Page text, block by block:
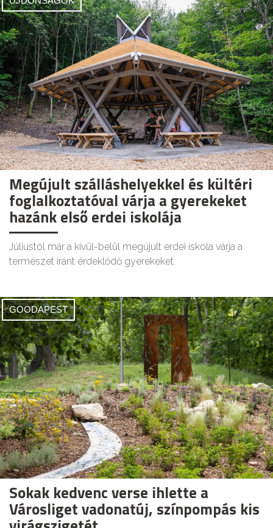
Megújult szálláshelyekkel és kültéri
foglalkoztatóval várja a gyerekeket
hazánk első erdei iskolája
Júliustól már a kívül-belül megújult erdei iskola várja a
természet iránt érdeklődő gyerekeket.
GOODAPEST
Sokak kedvenc verse ihlette a
Városliget vadonatúj, színpompás kis